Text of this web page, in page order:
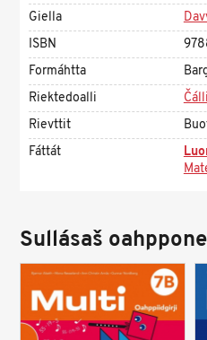
Giella
ISBN
Formáhtta
Riektedoalli
Rievttit
Fáttát
Sullásaš